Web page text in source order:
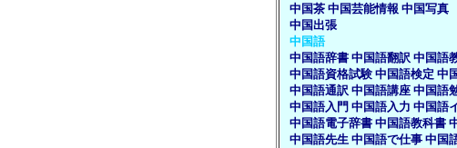
中国茶 中国芸能情報 中国写真
中国出張
中国語
中国語辞書 中国語翻訳 中国語
中国語資格試験 中国語検定 中
中国語通訳 中国語講座 中国語
中国語入門 中国語入力 中国語
中国語電子辞書 中国語教科書
中国語先生 中国語で仕事 中国